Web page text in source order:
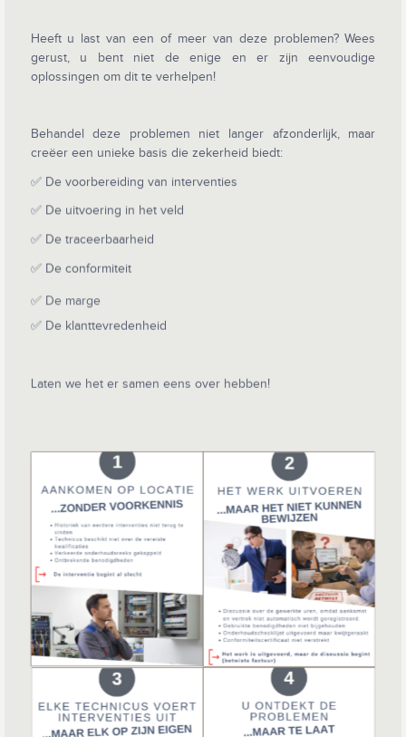
Heeft u last van een of meer van deze problemen? Wees
gerust, u bent niet de enige en er zijn eenvoudige
oplossingen om dit te verhelpen!
Behandel deze problemen niet langer afzonderlijk, maar
creëer een unieke basis die zekerheid biedt:
✅ De voorbereiding van interventies
✅ De uitvoering in het veld
✅ De traceerbaarheid
✅ De conformiteit
✅ De marge
✅ De klanttevredenheid
Laten we het er samen eens over hebben!